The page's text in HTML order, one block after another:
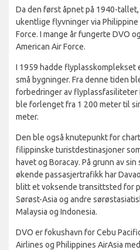
Da den først åpnet på 1940-
ukentlige flyvninger via
Force. I mange år fungerte DVO
American Air Force.
I 1959 hadde
små bygninger. Fra denne tiden
forbedringer av flyplassfasiliteter
ble forlenget fra 1 200 meter til
meter.
Den ble også knutepunkt for
filippinske turistdestinasjoner
havet og Boracay. På grunn av
økende passasjertrafikk har
blitt et voksende transittsted for
Sørøst-Asia og andre
Malaysia og Indonesia.
DVO er fokushavn for Cebu
Airlines og Philippines AirAsia